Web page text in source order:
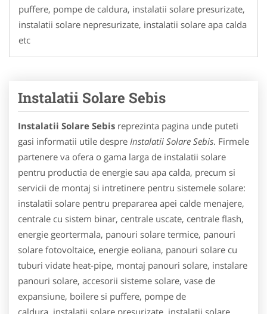
puffere, pompe de caldura, instalatii solare presurizate,
instalatii solare nepresurizate, instalatii solare apa calda
etc
Instalatii Solare Sebis
Instalatii Solare Sebis reprezinta pagina unde puteti
gasi informatii utile despre Instalatii Solare Sebis. Firmele
partenere va ofera o gama larga de instalatii solare
pentru productia de energie sau apa calda, precum si
servicii de montaj si intretinere pentru sistemele solare:
instalatii solare pentru prepararea apei calde menajere,
centrale cu sistem binar, centrale uscate, centrale flash,
energie geortermala, panouri solare termice, panouri
solare fotovoltaice, energie eoliana, panouri solare cu
tuburi vidate heat-pipe, montaj panouri solare, instalare
panouri solare, accesorii sisteme solare, vase de
expansiune, boilere si puffere, pompe de
caldura, instalatii solare presurizate, instalatii solare